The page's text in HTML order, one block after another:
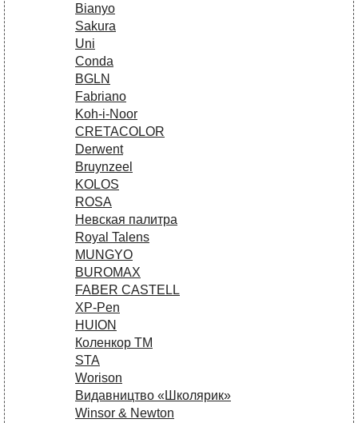
Bianyo
Sakura
Uni
Conda
BGLN
Fabriano
Koh-i-Noor
CRETACOLOR
Derwent
Bruynzeel
KOLOS
ROSA
Невская палитра
Royal Talens
MUNGYO
BUROMAX
FABER CASTELL
XP-Pen
HUION
Коленкор ТМ
STA
Worison
Видавництво «Школярик»
Winsor & Newton